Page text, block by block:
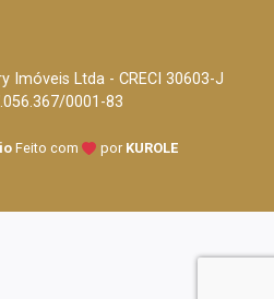
Imóveis Ltda - CRECI 30603-J
0001-83
Feito com por KUROLE